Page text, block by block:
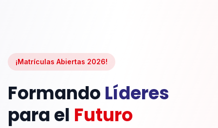
¡Matrículas Abiertas 2026!
Formando Líderes
para el Futuro